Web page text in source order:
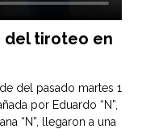
del tiroteo en
del pasado martes 1
por Eduardo “N”,
“N”, llegaron a una